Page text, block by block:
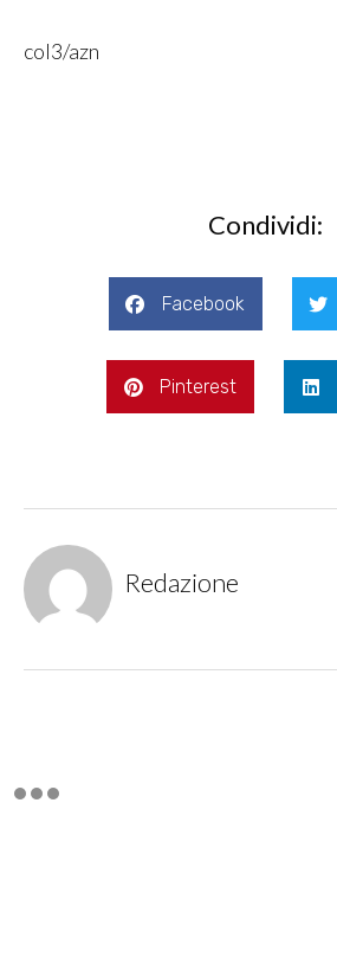
col3/azn
Condividi:
Facebook
Pinterest
Redazione